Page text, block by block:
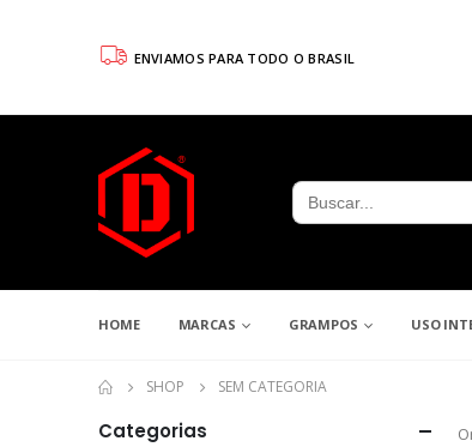
ENVIAMOS PARA TODO O BRASIL
Search
for:
HOME MARCAS GRAMPOS USO
SHOP SEM CATEGORIA
Categorias